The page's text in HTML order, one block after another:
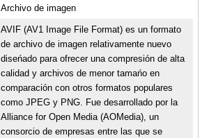
Archivo de imagen
AVIF (AV1 Image File Format) es un formato
de archivo de imagen relativamente nuevo
diseńado para ofrecer una compresión de alta
calidad y archivos de menor tamańo en
comparación con otros formatos populares
como JPEG y PNG. Fue desarrollado por la
Alliance for Open Media (AOMedia), un
consorcio de empresas entre las que se